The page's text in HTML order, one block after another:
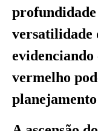
profundidade
versatilidade
vermelho